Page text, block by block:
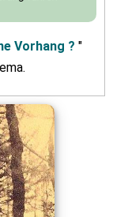
Vorhang ? "